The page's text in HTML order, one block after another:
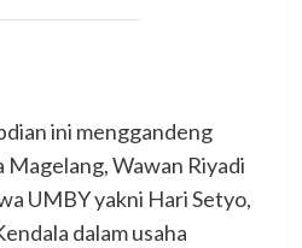
ini menggandeng
Wawan Riyadi
UMBY yakni Hari Setyo,
dalam usaha